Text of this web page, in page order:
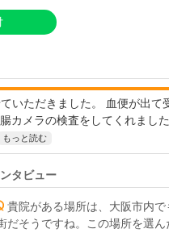
いただきました。 血便が出て
カメラの検査をしてくれまし
もっと読む
タビュー
貴院がある場所は、大阪市内で
だそうですね。この場所を選ん